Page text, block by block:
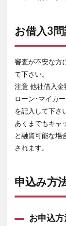
お借入3
審査が不安な方
て下さい。
注意 他社借入金
ローン･マイカ
を記入して下さ
あくまでもキャ
と融資可能な場
されます。
申込み方
お申込方